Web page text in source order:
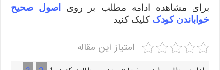
برای مشاهده ادامه مطلب بر روی
اصول صحیح
خواباندن کودک کلیک کنید
امتیاز این مقاله